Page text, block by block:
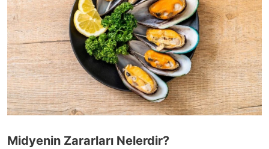
Midyenin Zararları Nelerdir?